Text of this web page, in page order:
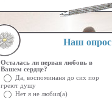
Наш опрос
Осталась ли первая любовь в
Вашем сердце?
Да, воспоминаня до сих пор
греют душу
Нет я не любил(а)